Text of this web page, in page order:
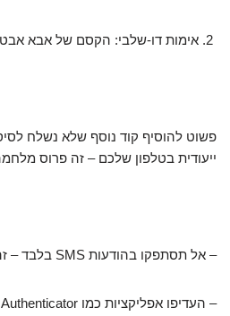
אימות דו-שלבי: הקסם של אבא
פשוט להוסיף קוד נוסף שלא נשלח
ייעודית בטלפון שלכם – זה פרוס
– אל תסתפקו בהודעות SMS בלבד – זה כבר לא חזק כמו פעם.
– העדיפו אפליקציות כמו Google Authenticator או Authy.